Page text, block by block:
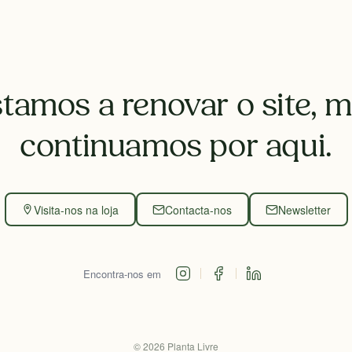
a renovar o site,
continuamos por aqui.
Visita-nos na loja Contacta-nos Newsletter
Encontra-nos em
©2026 Planta Livre